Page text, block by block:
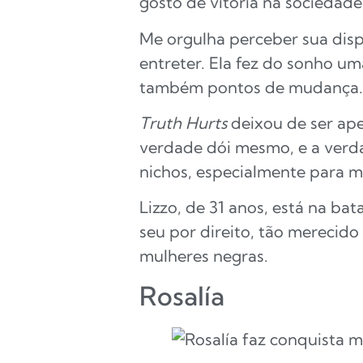
Me orgulha perceber sua
entreter. Ela fez do sonho
também pontos de mudança.
Truth Hurtsdeixou de ser
verdade dói mesmo, e a
nichos, especialmente para
Lizzo, de 31 anos, está na
seu por direito, tão
mulheres negras.
Rosalía